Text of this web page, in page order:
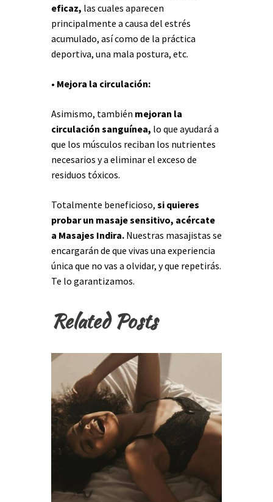
eficaz, las cuales aparecen
principalmente a causa del estrés
acumulado, así como de la práctica
deportiva, una mala postura, etc.
• Mejora la circulación:
Asimismo, también mejoran la
circulación sanguínea, lo que ayudará a
que los músculos reciban los nutrientes
necesarios y a eliminar el exceso de
residuos tóxicos.
Totalmente beneficioso, si quieres
probar un masaje sensitivo, acércate
a Masajes Indira. Nuestras masajistas se
encargarán de que vivas una experiencia
única que no vas a olvidar, y que repetirás.
Te lo garantizamos.
Related Posts